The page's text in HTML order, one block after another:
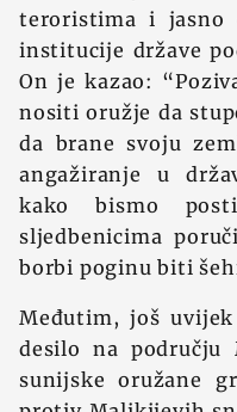
teroristima i jasno
institucije države
On je kazao:
nositi oružje da
da brane svoju
angažiranje u
kako bismo
sljedbenicima
borbi poginu biti
Međutim, još
desilo na
sunijske oružane